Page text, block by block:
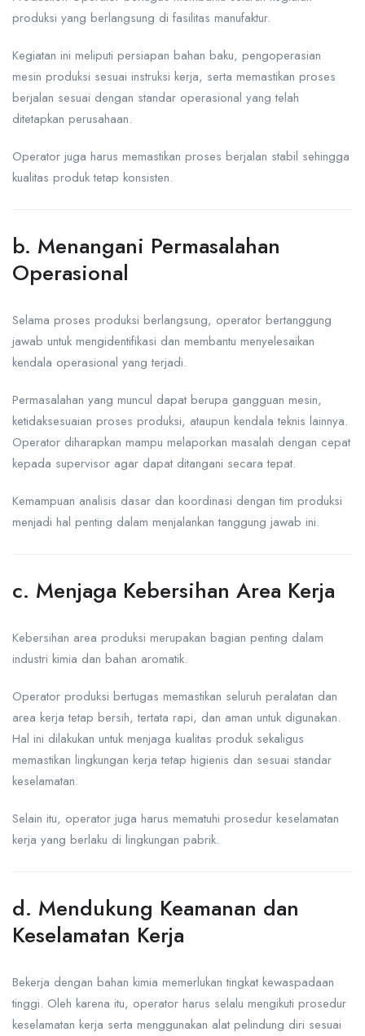
produksi yang berlangsung di fasilitas manufaktur.
Kegiatan ini meliputi persiapan bahan baku, pengoperasian
mesin produksi sesuai instruksi kerja, serta memastikan proses
berjalan sesuai dengan standar operasional yang telah
ditetapkan perusahaan.
Operator juga harus memastikan proses berjalan stabil sehingga
kualitas produk tetap konsisten.
b. Menangani Permasalahan
Operasional
Selama proses produksi berlangsung, operator bertanggung
jawab untuk mengidentifikasi dan membantu menyelesaikan
kendala operasional yang terjadi.
Permasalahan yang muncul dapat berupa gangguan mesin,
ketidaksesuaian proses produksi, ataupun kendala teknis lainnya.
Operator diharapkan mampu melaporkan masalah dengan cepat
kepada supervisor agar dapat ditangani secara tepat.
Kemampuan analisis dasar dan koordinasi dengan tim produksi
menjadi hal penting dalam menjalankan tanggung jawab ini.
c. Menjaga Kebersihan Area Kerja
Kebersihan area produksi merupakan bagian penting dalam
industri kimia dan bahan aromatik.
Operator produksi bertugas memastikan seluruh peralatan dan
area kerja tetap bersih, tertata rapi, dan aman untuk digunakan.
Hal ini dilakukan untuk menjaga kualitas produk sekaligus
memastikan lingkungan kerja tetap higienis dan sesuai standar
keselamatan.
Selain itu, operator juga harus mematuhi prosedur keselamatan
kerja yang berlaku di lingkungan pabrik.
d. Mendukung Keamanan dan
Keselamatan Kerja
Bekerja dengan bahan kimia memerlukan tingkat kewaspadaan
tinggi. Oleh karena itu, operator harus selalu mengikuti prosedur
keselamatan kerja serta menggunakan alat pelindung diri sesuai